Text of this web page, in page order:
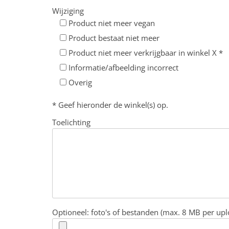
Wijziging
Product niet meer vegan
Product bestaat niet meer
Product niet meer verkrijgbaar in winkel X *
Informatie/afbeelding incorrect
Overig
* Geef hieronder de winkel(s) op.
Toelichting
Optioneel: foto's of bestanden (max. 8 MB per